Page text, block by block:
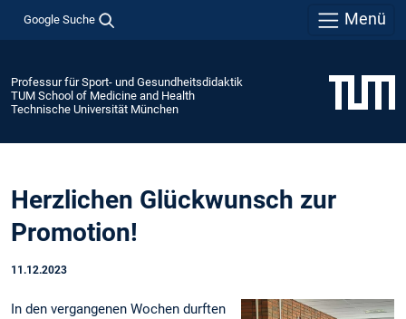
Google Suche Menü
Professur für Sport- und Gesundheitsdidaktik
TUM School of Medicine and Health
Technische Universität München
Herzlichen Glückwunsch zur
Promotion!
11.12.2023
In den vergangenen Wochen durften